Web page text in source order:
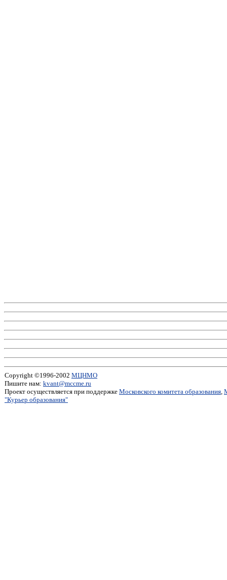
Copyright ©1996-2002 МЦНМО
Пишите нам: kvant@mccme.ru
Проект осуществляется при поддержке Московского комитета образования,
"Курьер образования"